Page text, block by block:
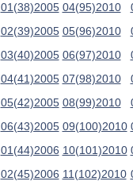
01(38)2005
02(39)2005
03(40)2005
04(41)2005
05(42)2005
06(43)2005
01(44)2006
02(45)2006
04(95)2010
05(96)2010
06(97)2010
07(98)2010
08(99)2010
09(100)2010
10(101)2010
11(102)2010